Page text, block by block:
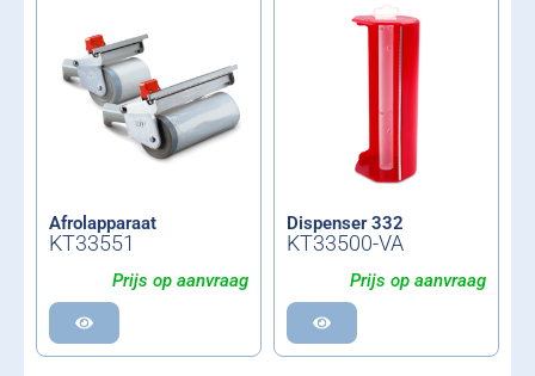
Afrolapparaat
KT33551
Prijs op aanvraag
Dispenser 332
KT33500-VA
Prijs op aanvraag